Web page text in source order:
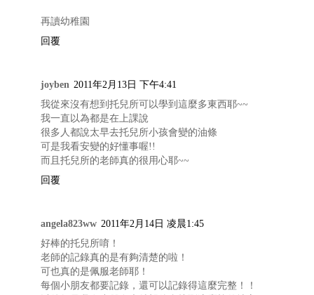
再讀幼稚園
回覆
joyben 2011年2月13日 下午4:41
我從來沒有想到托兒所可以學到這麼多東西耶~~
我一直以為都是在上課說
很多人都說太早去托兒所小孩會變的油條
可是我看安變的好懂事喔!!
而且托兒所的老師真的很用心耶~~
回覆
angela823ww 2011年2月14日 凌晨1:45
好棒的托兒所唷！
老師的記錄真的是有夠清楚的啦！
可也真的是佩服老師耶！
每個小朋友都要記錄，還可以記錄得這麼完整！！